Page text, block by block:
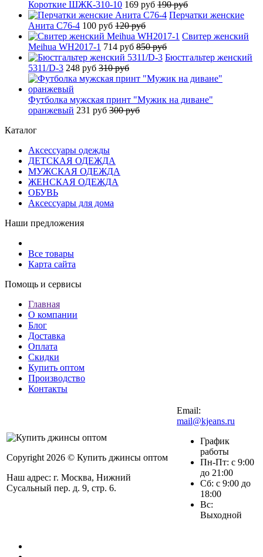
Короткие ШЖК-310-10 169 руб 190 руб
Перчатки женские
Анита C76-4 100 руб 120 руб
Свитер женский
Meihua WH2017-1 714 руб 850 руб
Бюстгальтер женский
5311/D-3 248 руб 310 руб
Футболка мужская принт "Мужик на диване"
оранжевый 231 руб 300 руб
Каталог
Аксессуары одежды
ДЕТСКАЯ ОДЕЖДА
МУЖСКАЯ ОДЕЖДА
ЖЕНСКАЯ ОДЕЖДА
ОБУВЬ
Аксессуары для дома
Наши предложения
Все товары
Карта сайта
Помощь и сервисы
Главная
О компании
Блог
Доставка
Оплата
Скидки
Купить оптом
Производство
Контакты
Copyright 2026 © Купить джинсы оптом
Наш адрес: г. Москва, Нижний
Сусальный пер. д. 9, стр. 6.
Email:
mail@kjeans.ru
График
работы
Пн-Пт: с 9:00
до 21:00
Сб: с 9:00 до
18:00
Вс:
Выходной